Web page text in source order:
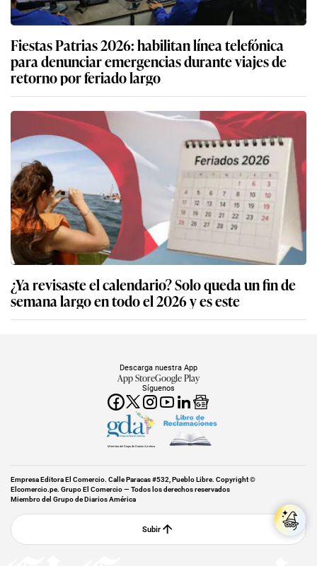
Fiestas Patrias 2026: habilitan línea telefónica
para denunciar emergencias durante viajes de
retorno por feriado largo
¿Ya revisaste el calendario? Solo queda un fin de
semana largo en todo el 2026 y es este
Síguenos
Descarga nuestra App
App StoreGoogle Play
Miembro del Grupo de Diarios América
Empresa Editora El Comercio. Calle Paracas #532, Pueblo Libre. Copyright ©
Elcomercio.pe. Grupo El Comercio — Todos los derechos reservados
Miembro del Grupo de Diarios América
Subir